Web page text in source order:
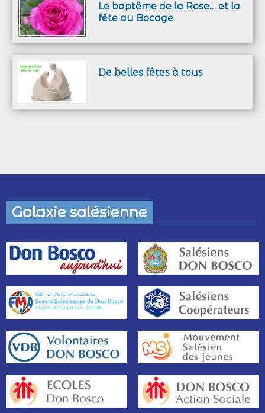
Le baptême de la Rose… et la
fête au Bocage
De belles fêtes à tous
Galaxie salésienne